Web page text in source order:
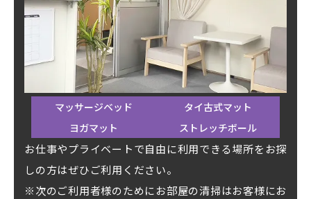
マッサージベッド
タイ古式マット
ヨガマット
ストレッチボール
お仕事やプライベートで自由に利用できる場所をお探
しの方はぜひご利用ください。
※次のご利用者様のためにお部屋の清掃はお客様にお